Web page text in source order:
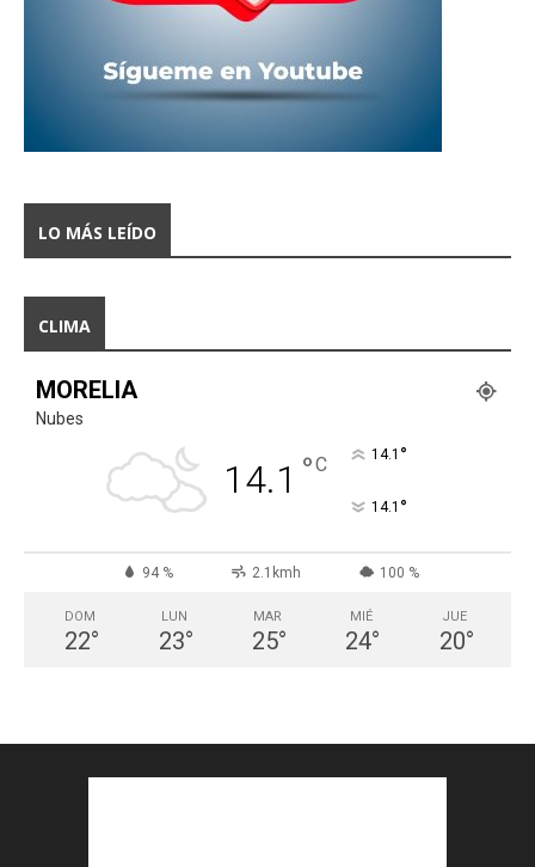
LO MÁS LEÍDO
CLIMA
MORELIA
Nubes
14.1 °C 14.1 °
14.1 °
94 % 2.1kmh 100 %
DOM
22°
LUN
23°
MAR
25°
MIÉ
24°
JUE
20°